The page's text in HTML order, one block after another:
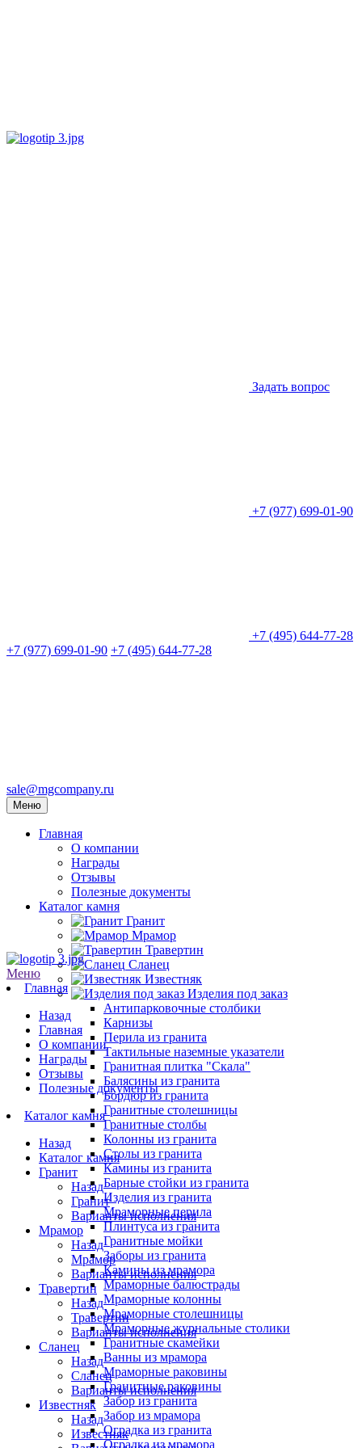
Задать вопрос
+7 (977) 699-01-90
+7 (495) 644-77-28
+7 (977) 699-01-90 +7 (495) 644-77-28
sale@mgcompany.ru
Меню
Главная
О компании
Награды
Отзывы
Полезные документы
Каталог камня
Гранит
Мрамор
Травертин
Сланец
Известняк
Изделия под заказ
Антипарковочные столбики
Карнизы
Перила из гранита
Тактильные наземные указатели
Гранитная плитка "Скала"
Балясины из гранита
Бордюр из гранита
Гранитные столешницы
Гранитные столбы
Колонны из гранита
Столы из гранита
Камины из гранита
Барные стойки из гранита
Изделия из гранита
Мраморные перила
Плинтуса из гранита
Гранитные мойки
Заборы из гранита
Камины из мрамора
Мраморные балюстрады
Мраморные колонны
Мраморные столешницы
Мраморные журнальные столики
Гранитные скамейки
Ванны из мрамора
Мраморные раковины
Гранитные раковины
Забор из гранита
Забор из мрамора
Оградка из гранита
Оградка из мрамора
Меню
Главная
Назад
Главная
О компании
Награды
Отзывы
Полезные документы
Каталог камня
Назад
Каталог камня
Гранит
Назад
Гранит
Варианты исполнения
Мрамор
Назад
Мрамор
Варианты исполнения
Травертин
Назад
Травертин
Варианты исполнения
Сланец
Назад
Сланец
Варианты исполнения
Известняк
Назад
Известняк